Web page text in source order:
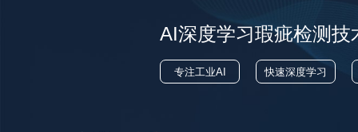
AI深度学习瑕疵检测技
专注工业AI 快速深度学习